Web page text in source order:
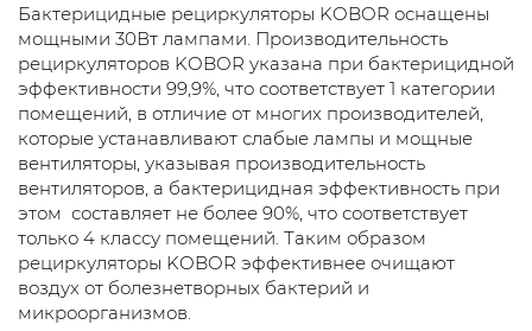
Бактерицидные рециркуляторы KOBOR оснащены
мощными 30Вт лампами. Производительность
рециркуляторов KOBOR указана при бактерицидной
эффективности 99,9%, что соответствует 1 категории
помещений, в отличие от многих производителей,
которые устанавливают слабые лампы и мощные
вентиляторы, указывая производительность
вентиляторов, а бактерицидная эффективность при
этом составляет не более 90%, что соответствует
только 4 классу помещений. Таким образом
рециркуляторы KOBOR эффективнее очищают
воздух от болезнетворных бактерий и
микроорганизмов.